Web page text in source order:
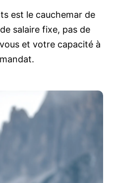
est le cauchemar de
salaire fixe, pas de
et votre capacité à